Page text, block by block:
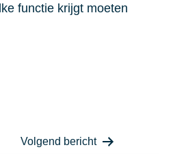
functie krijgt moeten
Volgend bericht